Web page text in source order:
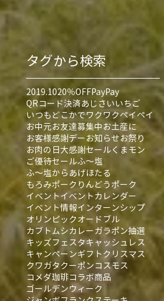
タグから検索
2019.1020％OFFPayPay
QRコード決済あじさいいちご
いつもどこかでワクワクペイペイ
お中元お友達募集中お土産に
お客様感謝デー お知らせお祭り
お肉の日大感謝セールくまモン
ご優待セールふ～塩
ふ～塩からあげほたる
もろみポーク りんどうポーク
イベントイベントカレンダー
イベント情報インターンシップ
オリンピックオードブル
カブトムシカレー ガラポン抽選
キッズフェスタキャッシュレス
キャンペーンギフトクリスマス
クワガタクーポンコスモス
コメダ珈琲コラボ商品
ゴールデンウィーク